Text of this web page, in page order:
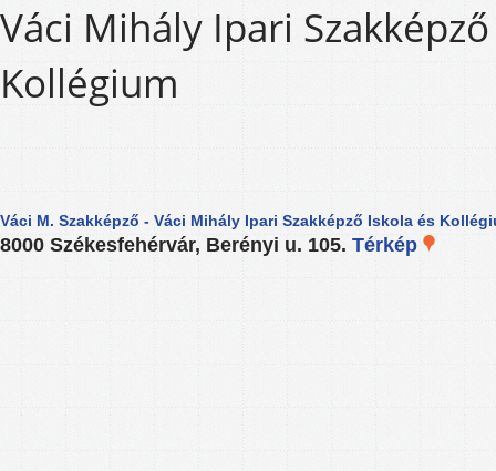
Váci Mihály Ipari
Kollégium
Váci M. Szakképző - Váci Mihály Ipari Szakképző Iskola és
8000 Székesfehérvár, Berényi u. 105. Térkép